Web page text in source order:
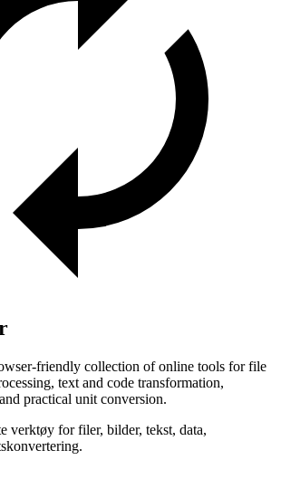
friendly collection of online tools for file
text and code transformation,
practical unit conversion.
verktøy for filer, bilder, tekst, data,